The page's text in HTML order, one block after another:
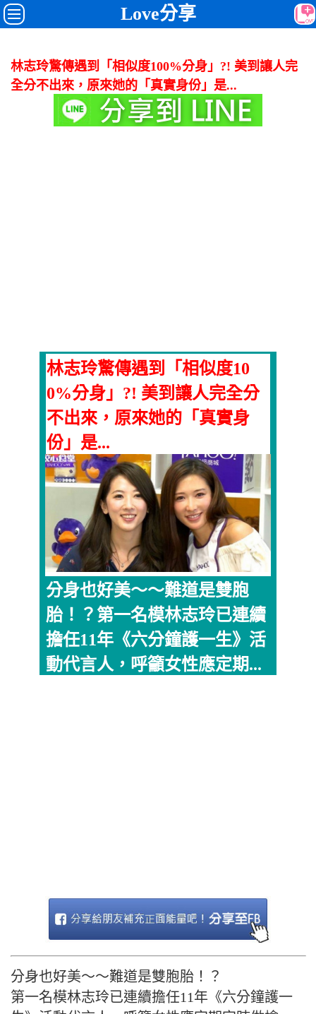
Love分享
林志玲驚傳遇到「相似度100%分身」?! 美到讓人完
全分不出來，原來她的「真實身份」是...
林志玲驚傳遇到「相似度10
0%分身」?! 美到讓人完全分
不出來，原來她的「真實身
份」是...
分身也好美～～難道是雙胞
胎！？第一名模林志玲已連續
擔任11年《六分鐘護一生》活
動代言人，呼籲女性應定期...
分身也好美～～難道是雙胞胎！？
第一名模林志玲已連續擔任11年《六分鐘護一